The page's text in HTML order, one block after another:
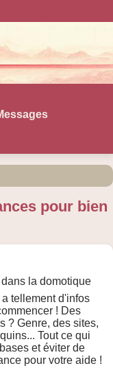
pour bien
la domotique
tellement d'infos
! Des
? Genre, des sites,
Tout ce qui
et éviter de
pour votre aide !